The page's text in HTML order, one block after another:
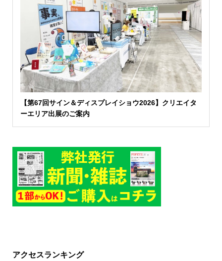
【第67回サイン＆ディスプレイショウ2026】クリエイタ
ーエリア出展のご案内
アクセスランキング